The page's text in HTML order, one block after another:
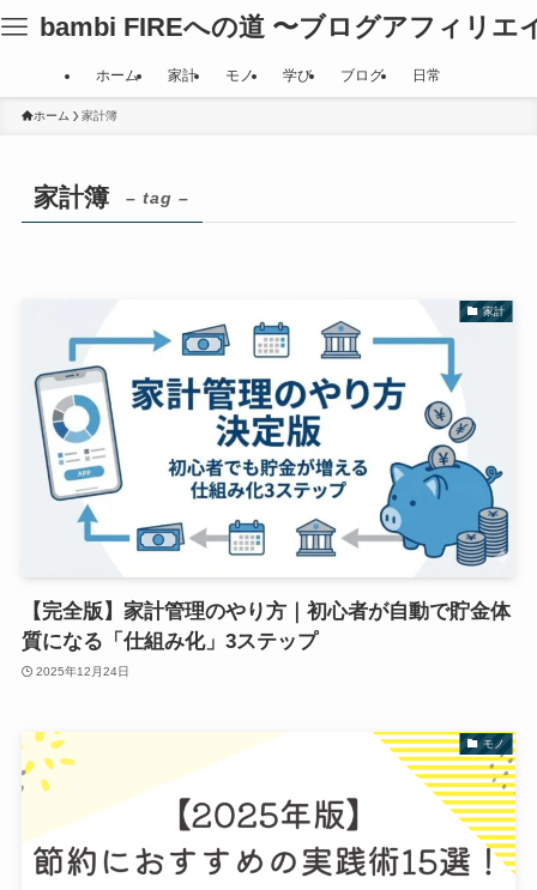
bambi FIREへの道 〜ブログアフィリエ
ホーム 家計 モノ 学び ブログ 日常
ホーム 家計簿
家計簿 – tag –
家計
【完全版】家計管理のやり方｜初心者が自動で貯金体
質になる「仕組み化」3ステップ
2025年12月24日
モノ